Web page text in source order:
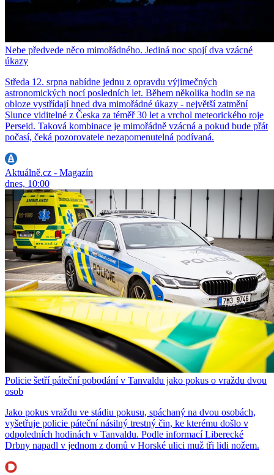
Nebe předvede něco mimořádného. Jediná noc spojí dva vzácné
úkazy
Středa 12. srpna nabídne jednu z opravdu výjimečných
astronomických nocí posledních let. Během několika hodin se na
obloze vystřídají hned dva mimořádné úkazy - největší zatmění
Slunce viditelné z Česka za téměř 30 let a vrchol meteorického roje
Perseid. Taková kombinace je mimořádně vzácná a pokud bude přát
počasí, čeká pozorovatele nezapomenutelná podívaná.
Aktuálně.cz - Magazín
dnes, 10:00
Policie šetří páteční pobodání v Tanvaldu jako pokus o vraždu dvou
osob
Jako pokus vraždu ve stádiu pokusu, spáchaný na dvou osobách,
vyšetřuje policie páteční násilný trestný čin, ke kterému došlo v
odpoledních hodinách v Tanvaldu. Podle informací Liberecké
Drbny napadl v jednom z domů v Horské ulici muž tři lidi nožem.